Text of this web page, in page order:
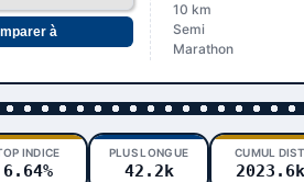
à
10 km
Semi
Marathon
INDICE
6.64%
PLUS LONGUE
42.2k
CUMUL DIST
2023.6k